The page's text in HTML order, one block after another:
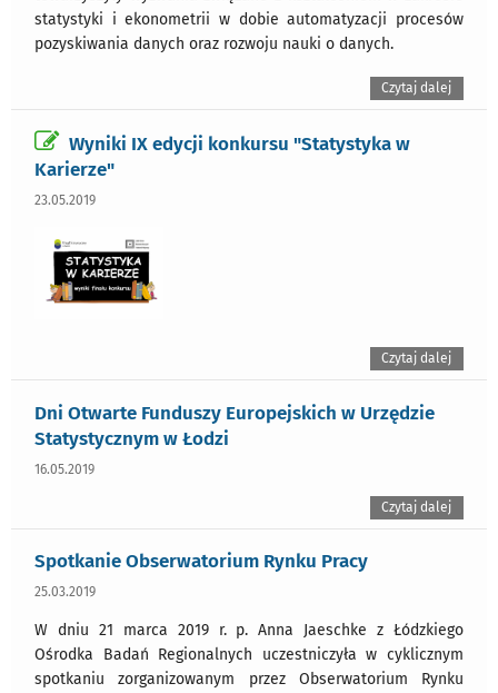
statystyki i ekonometrii w dobie automatyzacji procesów
pozyskiwania danych oraz rozwoju nauki o danych.
Czytaj dalej
Wyniki IX edycji konkursu "Statystyka w
Karierze"
23.05.2019
Czytaj dalej
Dni Otwarte Funduszy Europejskich w Urzędzie
Statystycznym w Łodzi
16.05.2019
Czytaj dalej
Spotkanie Obserwatorium Rynku Pracy
25.03.2019
W dniu 21 marca 2019 r. p. Anna Jaeschke z Łódzkiego
Ośrodka Badań Regionalnych uczestniczyła w cyklicznym
spotkaniu zorganizowanym przez Obserwatorium Rynku